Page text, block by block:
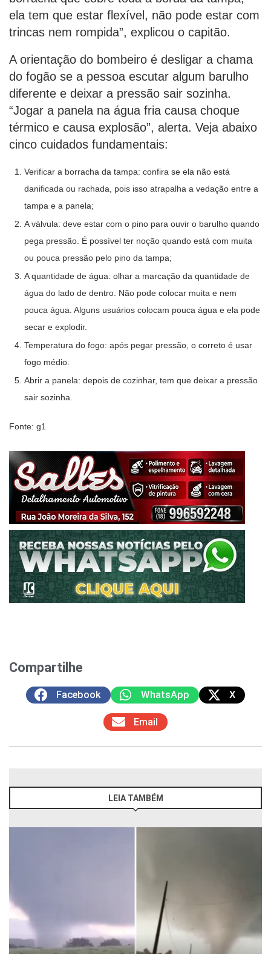
ela tem que estar flexível, não pode estar com
trincas nem rompida”, explicou o capitão.
A orientação do bombeiro é desligar a chama
do fogão se a pessoa escutar algum barulho
diferente e deixar a pressão sair sozinha.
“Jogar a panela na água fria causa choque
térmico e causa explosão”, alerta. Veja abaixo
cinco cuidados fundamentais:
Verificar a borracha da tampa: confira se ela não está
danificada ou rachada, pois isso atrapalha a vedação entre a
tampa e a panela;
A válvula: deve estar com o pino para ouvir o barulho quando
pega pressão. É possível ter noção quando está com muita
ou pouca pressão pelo pino da tampa;
A quantidade de água: olhar a marcação da quantidade de
água do lado de dentro. Não pode colocar muita e nem
pouca água. Alguns usuários colocam pouca água e ela pode
secar e explodir.
Temperatura do fogo: após pegar pressão, o correto é usar
fogo médio.
Abrir a panela: depois de cozinhar, tem que deixar a pressão
sair sozinha.
Fonte: g1
Compartilhe
Facebook WhatsApp X
Email
LEIA TAMBÉM